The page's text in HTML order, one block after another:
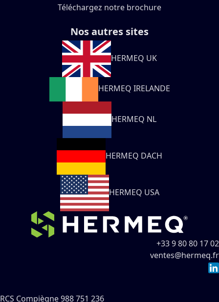
Téléchargez notre brochure
Nos autres sites
HERMEQ UK
HERMEQ IRELANDE
HERMEQ NL
HERMEQ DACH
HERMEQ USA
+33 9 80 80 17 02
ventes@hermeq.fr
RCS Compiègne 988 751 236